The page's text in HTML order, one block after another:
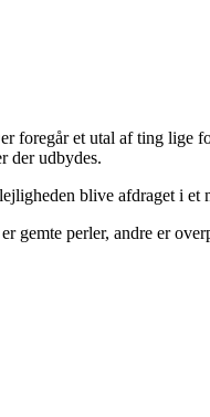
foregår et utal af ting lige
der udbydes.
blive afdraget i et
gemte perler, andre er